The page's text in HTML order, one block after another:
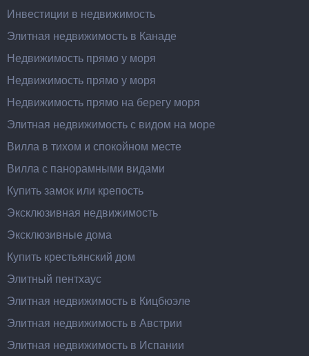
Инвестиции в недвижимость
Элитная недвижимость в Канаде
Недвижимость прямо у моря
Недвижимость прямо у моря
Недвижимость прямо на берегу моря
Элитная недвижимость с видом на море
Вилла в тихом и спокойном месте
Вилла с панорамными видами
Купить замок или крепость
Эксклюзивная недвижимость
Эксклюзивные дома
Купить крестьянский дом
Элитный пентхаус
Элитная недвижимость в Кицбюэле
Элитная недвижимость в Австрии
Элитная недвижимость в Испании